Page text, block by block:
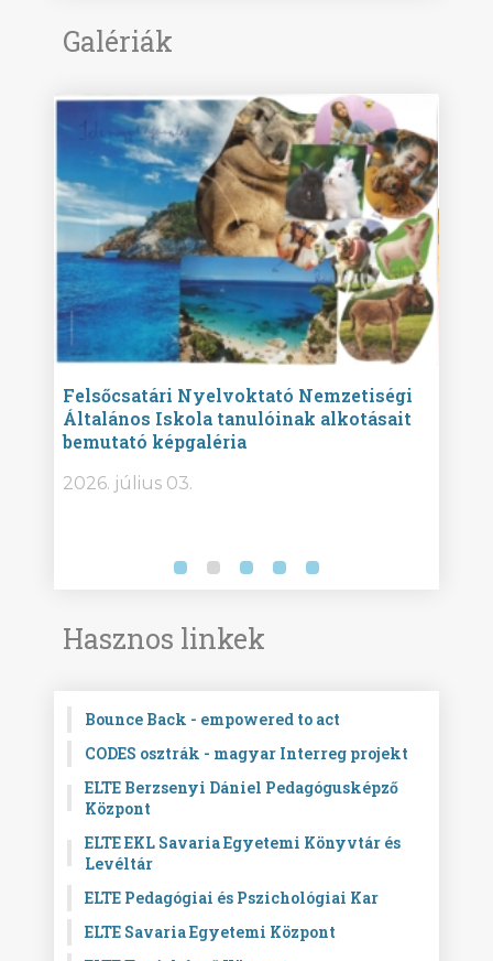
Galériák
Felsőcsatári Nyelvoktató Nemzetiségi
Általános Iskola tanulóinak alkotásait
bemutató képgaléria
2026. július 03.
Hasznos linkek
Bounce Back - empowered to act
CODES osztrák - magyar Interreg projekt
ELTE Berzsenyi Dániel Pedagógusképző
Központ
ELTE EKL Savaria Egyetemi Könyvtár és
Levéltár
ELTE Pedagógiai és Pszichológiai Kar
ELTE Savaria Egyetemi Központ